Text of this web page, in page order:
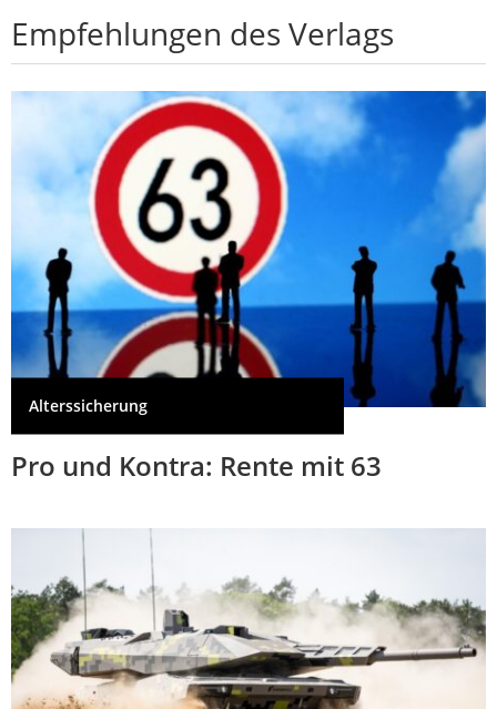
Empfehlungen des Verlags
Alterssicherung
Pro und Kontra: Rente mit 63